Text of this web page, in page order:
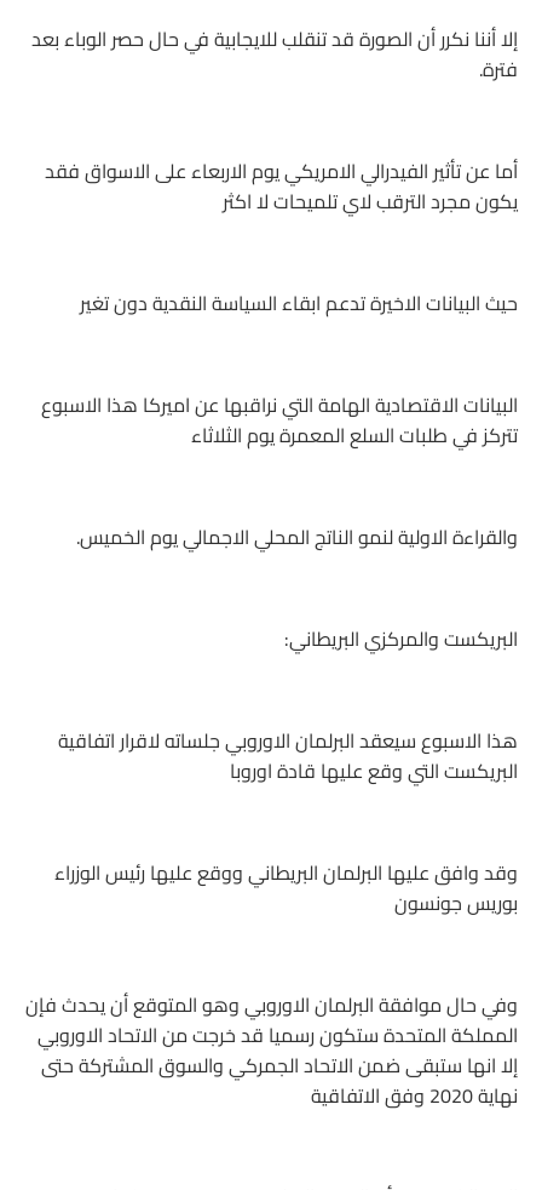
إلا أننا نكرر أن الصورة قد تنقلب للايجابية في حال حصر الوباء بعد
فترة.
أما عن تأثير الفيدرالي الامريكي يوم الاربعاء على الاسواق فقد
يكون مجرد الترقب لاي تلميحات لا اكثر
حيث البيانات الاخيرة تدعم ابقاء السياسة النقدية دون تغير
البيانات الاقتصادية الهامة التي نراقبها عن اميركا هذا الاسبوع
تتركز في طلبات السلع المعمرة يوم الثلاثاء
والقراءة الاولية لنمو الناتج المحلي الاجمالي يوم الخميس.
البريكست والمركزي البريطاني:
هذا الاسبوع سيعقد البرلمان الاوروبي جلساته لاقرار اتفاقية
البريكست التي وقع عليها قادة اوروبا
وقد وافق عليها البرلمان البريطاني ووقع عليها رئيس الوزراء
بوريس جونسون
وفي حال موافقة البرلمان الاوروبي وهو المتوقع أن يحدث فإن
المملكة المتحدة ستكون رسميا قد خرجت من الاتحاد الاوروبي
إلا انها ستبقى ضمن الاتحاد الجمركي والسوق المشتركة حتى
نهاية 2020 وفق الاتفاقية